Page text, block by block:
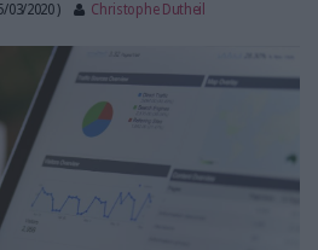
03/2020) Christophe Dutheil